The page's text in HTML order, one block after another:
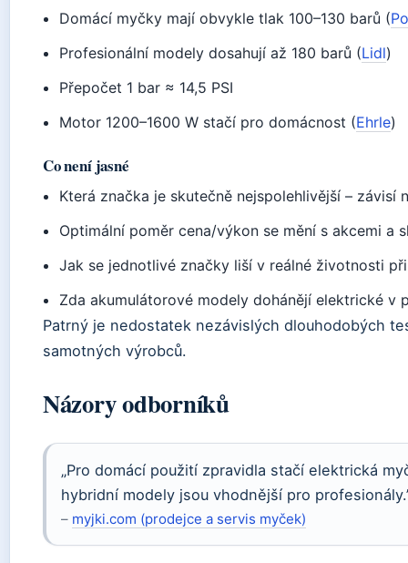
Domácí myčky mají obvykle tlak 100–130 barů (
Profesionální modely dosahují až 180 barů (Lidl)
Přepočet 1 bar ≈ 14,5 PSI
Motor 1200–1600 W stačí pro domácnost (Ehrle)
Co není jasné
Která značka je skutečně nejspolehlivější – závisí
Optimální poměr cena/výkon se mění s akcemi a
Jak se jednotlivé značky liší v reálné životnosti
Zda akumulátorové modely dohánějí elektrické v
Patrný je nedostatek nezávislých dlouhodobých
samotných výrobců.
Názory odborníků
„Pro domácí použití zpravidla stačí elektrická
hybridní modely jsou vhodnější pro
– myjki.com (prodejce a servis myček)